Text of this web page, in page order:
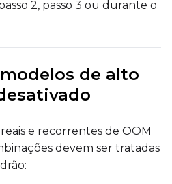
2, passo 3 ou durante o
de alto
e recorrentes de OOM
devem ser tratadas